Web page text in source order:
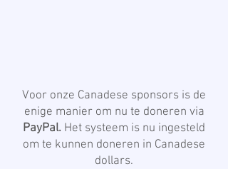
Voor onze Canadese sponsors is de
enige manier om nu te doneren via
PayPal. Het systeem is nu ingesteld
om te kunnen doneren in Canadese
dollars.